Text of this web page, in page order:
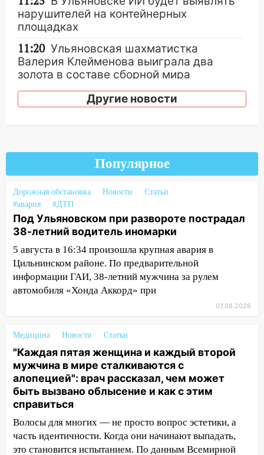
нарушителей на контейнерных
площадках
11:20 Ульяновская шахматистка
Валерия Клейменова выиграла два
золота в составе сборной мира
11:16
В Ульяновске открыли памятную
доску декабристу Кондратию Рылееву
садах 79-летнего мужчину
10:26 На нескольких улицах Ульяновска
временно отключили холодную воду
10:14 В Ульяновске двоих участников
коррупционной схемы при ЦГКБ
отправили в колонию на 7 и 8 лет
09:52 Ночью беспилотники сбили над
соседними Татарстаном и Саратовской
областью
09:35
будут судить за неуплату налогов на 48
млн рублей
08:22 Подросток на питбайке сбил
велосипедистку: пострадали двое
07:20 Жара возвращается: ожидается
знойный и сухой четверг
Другие новости
Популярное
Дорожная обстановка Новости
Статьи
#авария
#ДТП
Под Ульяновском при развороте пострадал
38-летний водитель иномарки
5 августа в 16:34 произошла крупная авария в
Цильнинском районе. По предварительной
информации ГАИ, 38-летний мужчина за рулем
автомобиля «Хонда Аккорд» при
07.08.2026
Медицина Новости Статьи
"Каждая пятая женщина и каждый второй
мужчина в мире сталкиваются с
алопецией": врач рассказал, чем может
быть вызвано облысение и как с этим
справиться
Волосы для многих — не просто вопрос эстетики, а
часть идентичности. Когда они начинают выпадать,
это становится испытанием. По данным Всемирной